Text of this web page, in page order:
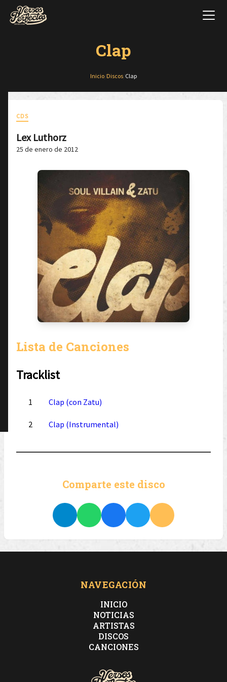
Clap
Inicio Discos Clap
CDS
Lex Luthorz
25 de enero de 2012
Lista de Canciones
Tracklist
1 Clap (con Zatu)
2 Clap (Instrumental)
Comparte este disco
NAVEGACIÓN
INICIO
NOTICIAS
ARTISTAS
DISCOS
CANCIONES